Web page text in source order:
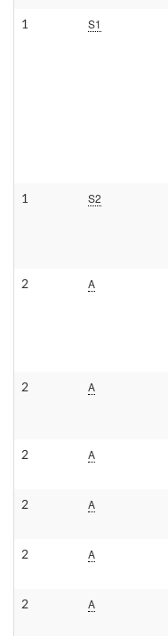
1 S1
1 S2
2 A
2 A
2 A
2 A
2 A
2 A